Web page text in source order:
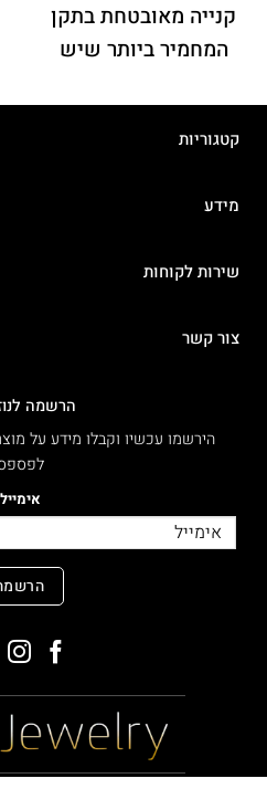
קנייה מאובטחת בתקן
המחמיר ביותר שיש
קטגוריות
מידע
שירות לקוחות
צור קשר
הרשמה
הירשמו עכשיו וקבלו מידע על
אימייל